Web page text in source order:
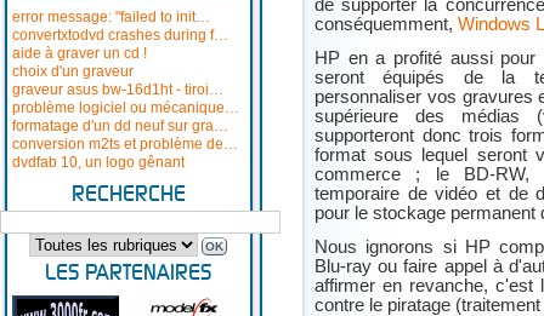
error message: "failed to init…
convertxtodvd crashes during f…
aide à graver un cd !
choix d'un graveur
graveur asus bw-16d1ht - tiroi…
problème logiciel ou mécanique…
formatage d'un dd neuf sur gra…
conversion m2ts et problème de…
dvdfab 10, un logo gênant
RECHERCHE
LES PARTENAIRES
de supporter la
conséquemment, Windows
HP en a profité aussi pour
seront équipés de la
personnaliser vos gravures
supérieure des médias
supporteront donc trois
format sous lequel seront
commerce ; le BD-RW,
temporaire de vidéo et de
pour le stockage permanent
Nous ignorons si HP
Blu-ray ou faire appel à
affirmer en revanche, c'est
contre le piratage